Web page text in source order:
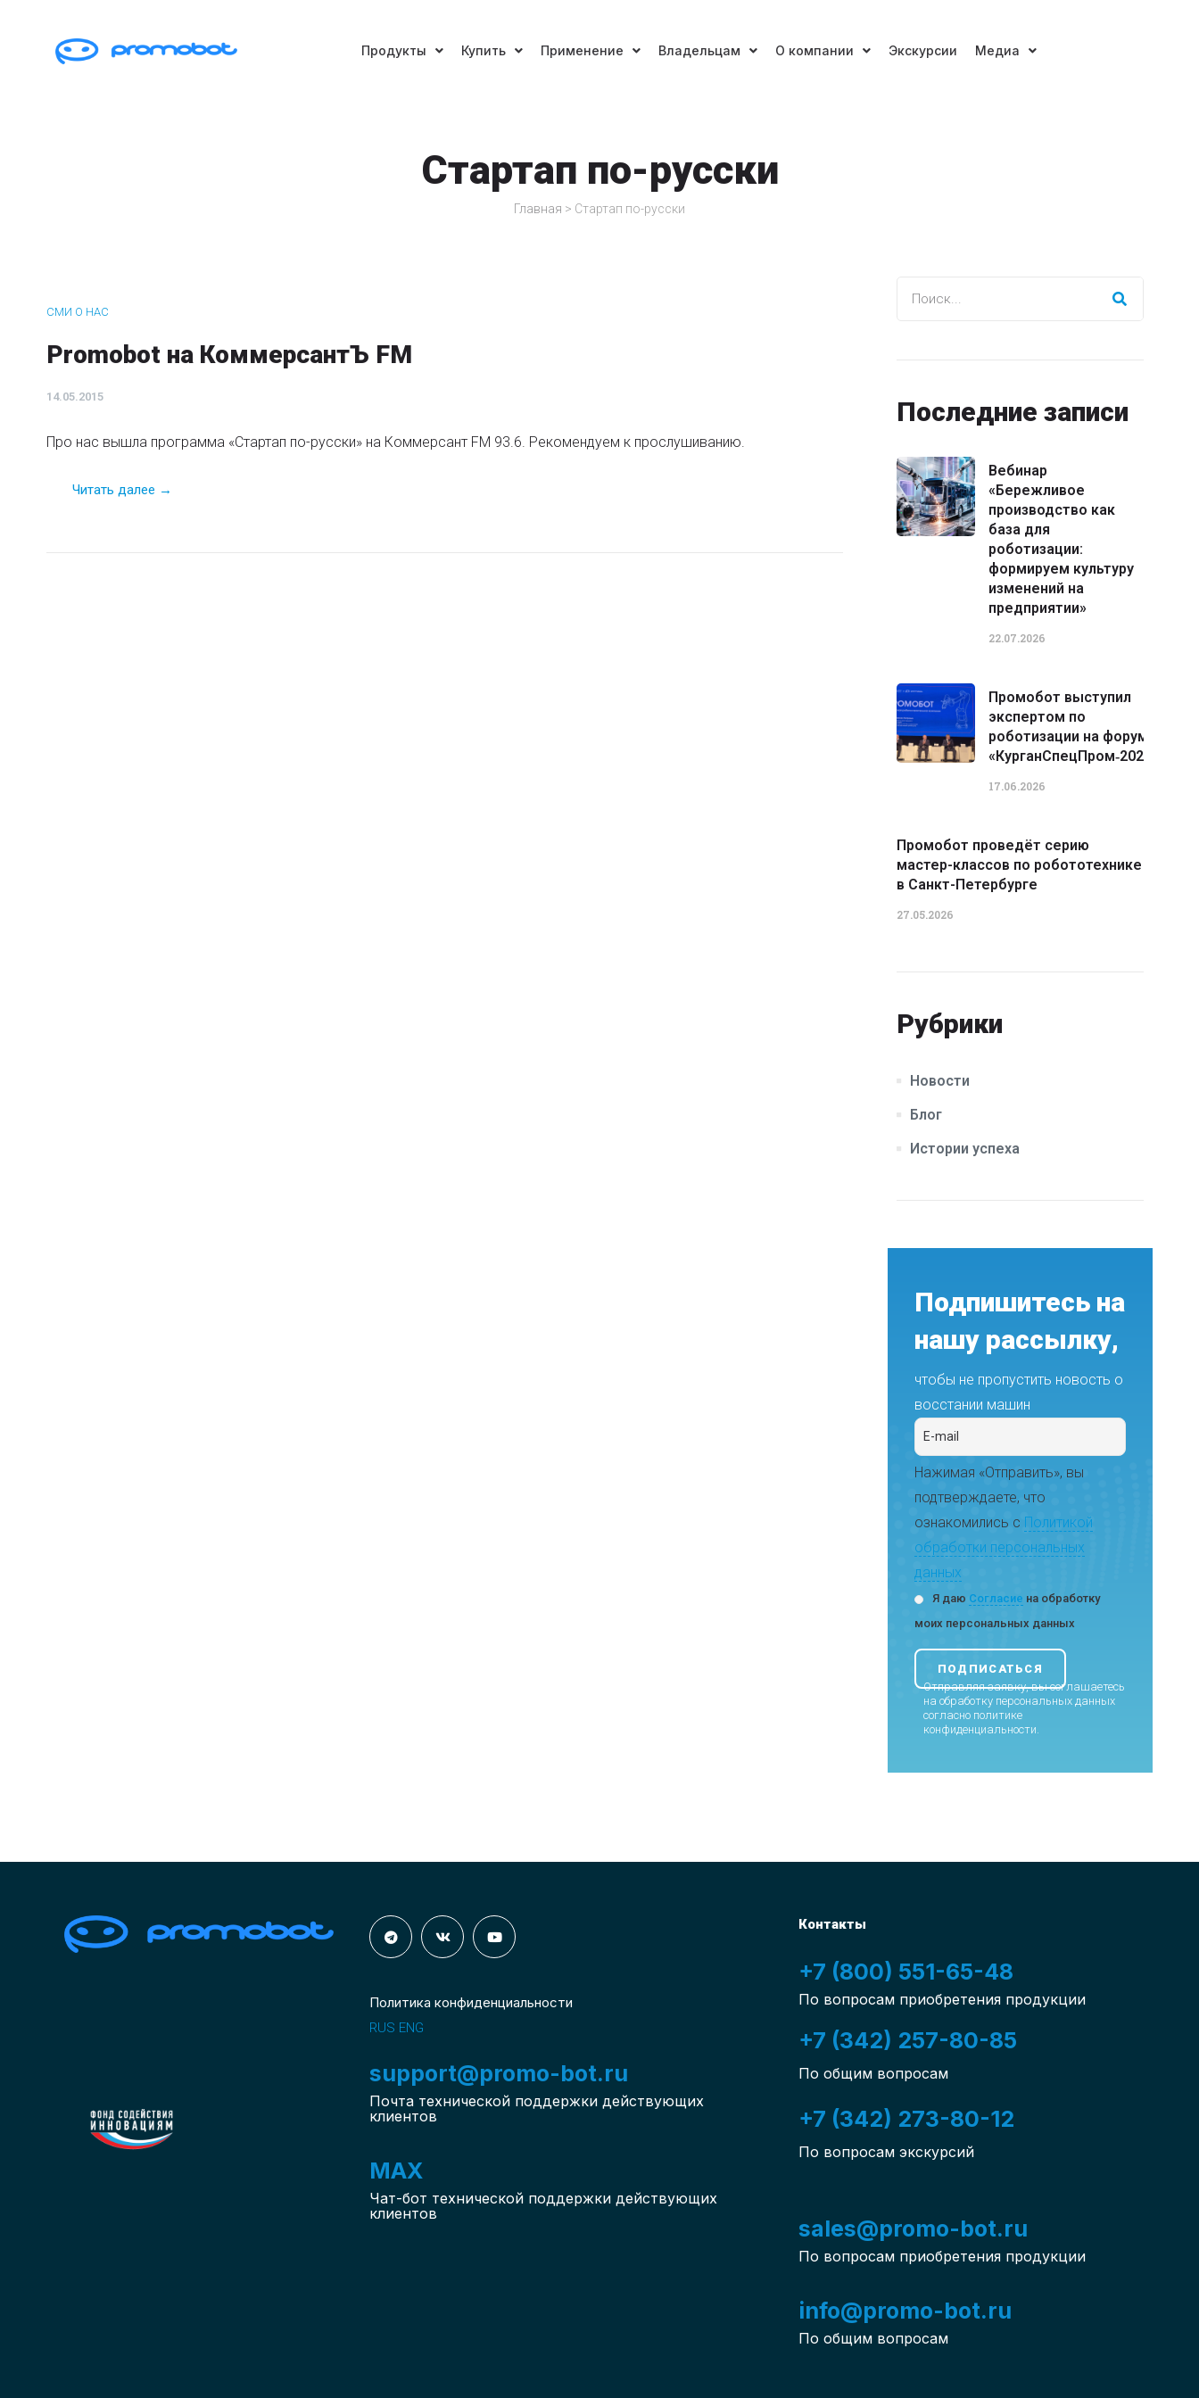
Продукты Купить Применение Владельцам О компании Экскурсии Медиа
Стартап по-русски
Главная > Стартап по-русски
СМИ О НАС
Promobot на КоммерсантЪ FM
14.05.2015
Про нас вышла программа «Стартап по-русски» на Коммерсант FM 93.6. Рекомендуем к прослушиванию.
Читать далее →
Последние записи
Вебинар
«Бережливое
производство как
база для
роботизации:
формируем культуру
изменений на
предприятии»
22.07.2026
Промобот выступил
экспертом по
роботизации на форуме
«КурганСпецПром‑2026»
17.06.2026
Промобот проведёт серию
мастер-классов по робототехнике
в Санкт-Петербурге
27.05.2026
Рубрики
Новости
Блог
Истории успеха
Подпишитесь на
нашу рассылку,
чтобы не пропустить новость о
восстании машин
Нажимая «Отправить», вы
подтверждаете, что
ознакомились с Политикой
обработки персональных
данных
Я даю Согласие на обработку
моих персональных данных
Отправляя заявку, вы соглашаетесь
на обработку персональных данных
согласно политике
конфиденциальности.
Политика конфиденциальности
RUS ENG
support@promo-bot.ru
Почта технической поддержки действующих
клиентов
MAX
Чат-бот технической поддержки действующих
клиентов
Контакты
+7 (800) 551-65-48
По вопросам приобретения продукции
+7 (342) 257-80-85
По общим вопросам
+7 (342) 273-80-12
По вопросам экскурсий
sales@promo-bot.ru
По вопросам приобретения продукции
info@promo-bot.ru
По общим вопросам